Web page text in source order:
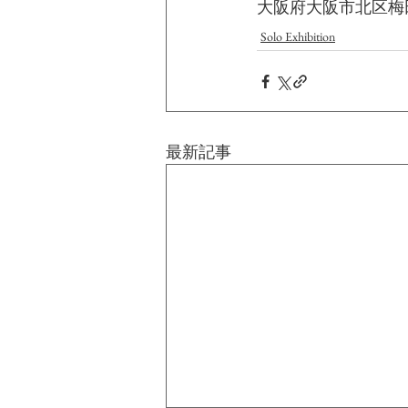
大阪府大阪市北区梅
Solo Exhibition
最新記事